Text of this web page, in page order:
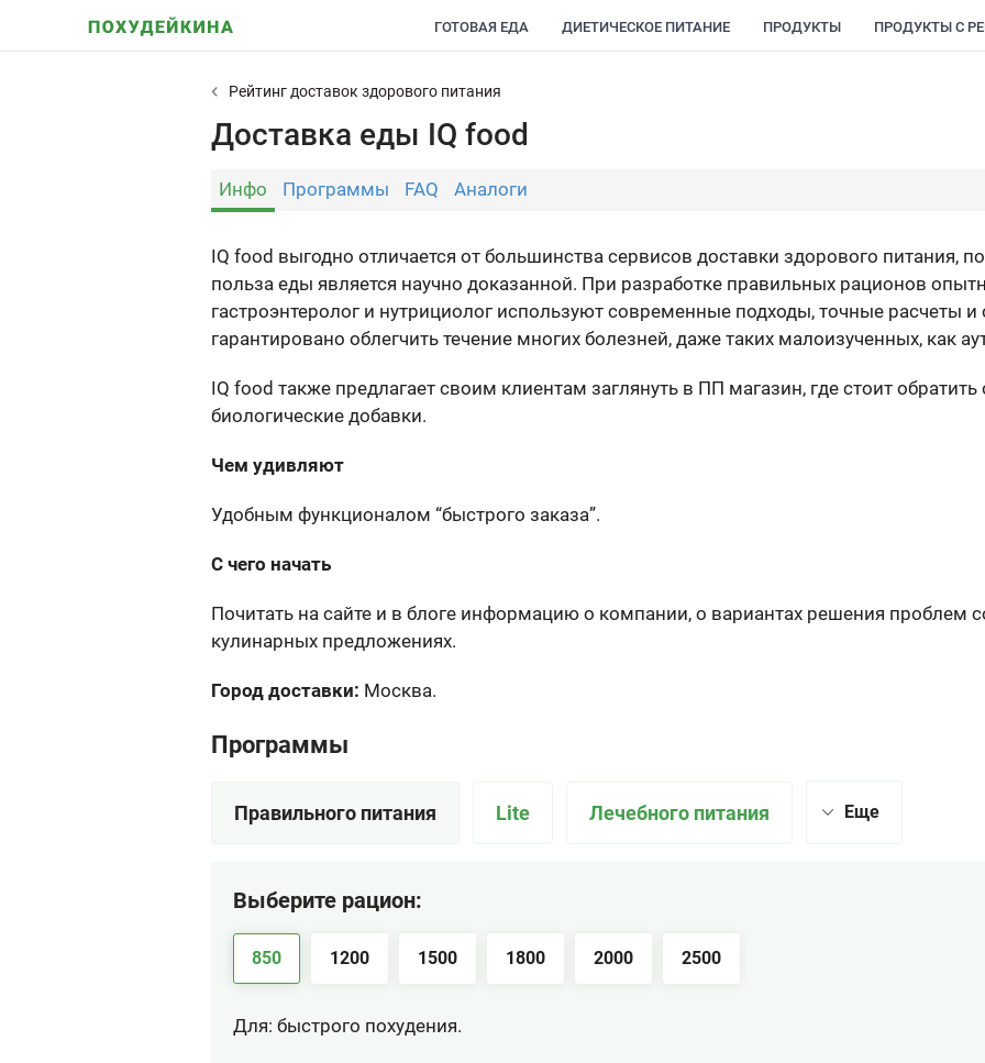
ГОТОВАЯ ЕДА ДИЕТИЧЕСКОЕ ПИТАНИЕ ПРОДУКТЫ ПРОДУКТЫ С
Рейтинг доставок здорового питания
Доставка еды IQ food
Инфо Программы FAQ Аналоги
IQ food выгодно отличается от большинства сервисов доставки здорового питания,
польза еды является научно доказанной. При разработке правильных рационов
гастроэнтеролог и нутрициолог используют современные подходы, точные расчеты
гарантировано облегчить течение многих болезней, даже таких малоизученных, как
IQ food также предлагает своим клиентам заглянуть в ПП магазин, где стоит
биологические добавки.
Чем удивляют
Удобным функционалом “быстрого заказа”.
С чего начать
Почитать на сайте и в блоге информацию о компании, о вариантах решения проблем
кулинарных предложениях.
Город доставки: Москва.
Программы
Правильного питания Lite Лечебного питания Еще
Выберите рацион:
850 1200 1500 1800 2000 2500
Для: быстрого похудения.